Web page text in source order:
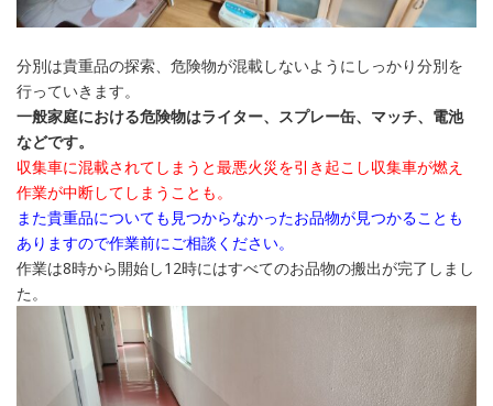
分別は貴重品の探索、危険物が混載しないようにしっかり分別を
行っていきます。
一般家庭における危険物はライター、スプレー缶、マッチ、電池
などです。
収集車に混載されてしまうと最悪火災を引き起こし収集車が燃え
作業が中断してしまうことも。
また貴重品についても見つからなかったお品物が見つかることも
ありますので作業前にご相談ください。
作業は8時から開始し12時にはすべてのお品物の搬出が完了しまし
た。